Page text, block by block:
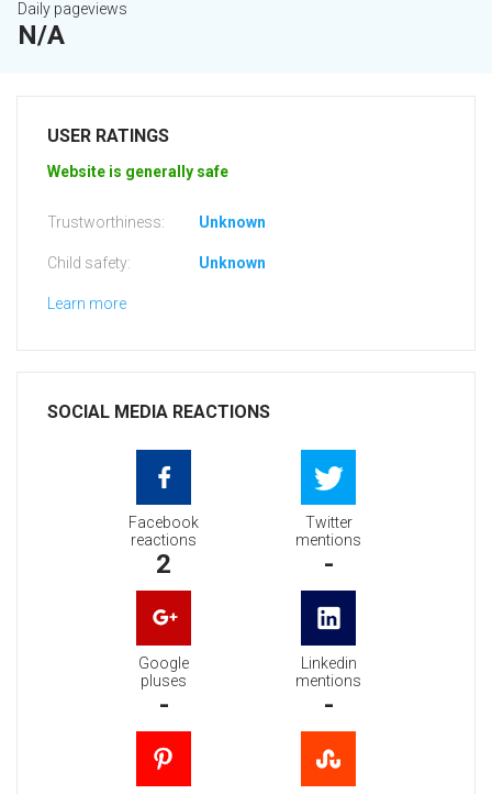
Daily pageviews
N/A
USER RATINGS
Website is generally safe
Trustworthiness: Unknown
Child safety: Unknown
Learn more
SOCIAL MEDIA REACTIONS
Facebook
reactions
2
Twitter
mentions
-
Google
pluses
-
Linkedin
mentions
-